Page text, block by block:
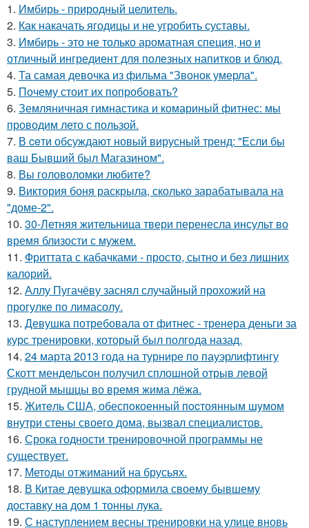
1. Имбирь - природный целитель.
2. Как накачать ягодицы и не угробить суставы.
3. Имбирь - это не только ароматная специя, но и
отличный ингредиент для полезных напитков и блюд.
4. Та самая девочка из фильма "Звонок умерла".
5. Почему стоит их попробовать?
6. Земляничная гимнастика и комариный фитнес: мы
проводим лето с пользой.
7. В ceти обсуждают новый вирусный тренд: "Если бы
ваш Бывший был Магазином".
8. Вы головоломки любите?
9. Виктория боня раскрыла, сколько зарабатывала на
"доме-2".
10. 30-Летняя жительница твери перенесла инсульт во
время близости с мужем.
11. Фриттата с кабачками - просто, сытно и без лишних
калорий.
12. Аллу Пугачёву заснял случайный прохожий на
прогулке по лимасолу.
13. Девушка потребовала от фитнес - тренера деньги за
курс тренировки, который был полгода назад.
14. 24 марта 2013 года на турнире по пауэрлифтингу
Скотт мендельсон получил сплошной отрыв левой
грудной мышцы во время жима лёжа.
15. Житeль США, обеспoкоенный пocтоянным шyмом
внутри стены своего дома, вызвал специалистов.
16. Срока годности тренировочной программы не
существует.
17. Методы отжиманий на брусьях.
18. В Китае девушка оформила своему бывшему
доставку на дом 1 тонны лука.
19. С наступлением весны тренировки на улице вновь